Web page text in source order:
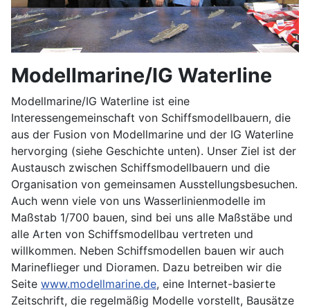
Modellmarine/IG Waterline
Modellmarine/IG Waterline ist eine
Interessengemeinschaft von Schiffsmodellbauern, die
aus der Fusion von Modellmarine und der IG Waterline
hervorging (siehe Geschichte unten). Unser Ziel ist der
Austausch zwischen Schiffsmodellbauern und die
Organisation von gemeinsamen Ausstellungsbesuchen.
Auch wenn viele von uns Wasserlinienmodelle im
Maßstab 1/700 bauen, sind bei uns alle Maßstäbe und
alle Arten von Schiffsmodellbau vertreten und
willkommen. Neben Schiffsmodellen bauen wir auch
Marineflieger und Dioramen. Dazu betreiben wir die
Seite www.modellmarine.de, eine Internet-basierte
Zeitschrift, die regelmäßig Modelle vorstellt, Bausätze